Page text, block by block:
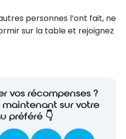
personnes l’ont fait, ne
sur la table et rejoignez
vos récompenses ?
maintenant sur votre
préféré 👇